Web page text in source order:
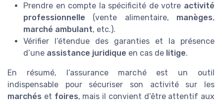
Prendre en compte la spécificité de votre activité
professionnelle (vente alimentaire, manèges,
marché ambulant, etc.).
Vérifier l’étendue des garanties et la présence
d’une assistance juridique en cas de litige.
En résumé, l’assurance marché est un outil
indispensable pour sécuriser son activité sur les
marchés et foires, mais il convient d’être attentif aux